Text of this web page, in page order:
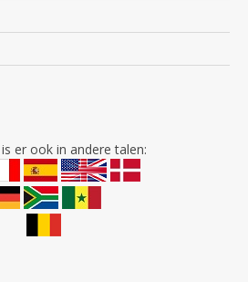
er ook in andere talen: